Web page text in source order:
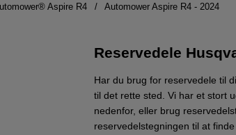
Aspire R4 Automower Aspire R4 - 2024
Reservedele
Har du brug for reservedele til
til det rette sted. Vi har et stort
nedenfor, eller brug
reservedelstegningen til at